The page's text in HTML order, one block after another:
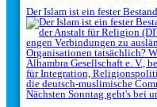
Der Islam ist ein fester
Nächsten Sonntag geht's bei